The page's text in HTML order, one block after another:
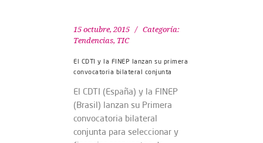
15 octubre, 2015
Categoría:
Tendencias, TIC
El CDTI y la FINEP lanzan su primera
convocatoria bilateral conjunta
El CDTI (España) y la FINEP
(Brasil) lanzan su Primera
convocatoria bilateral
conjunta para seleccionar y